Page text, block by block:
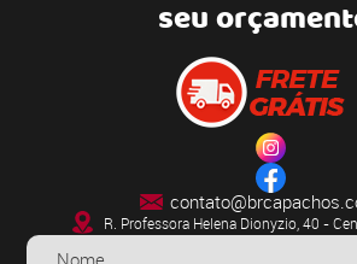
seu
R. Professora Helena Dionyzio, 40 -